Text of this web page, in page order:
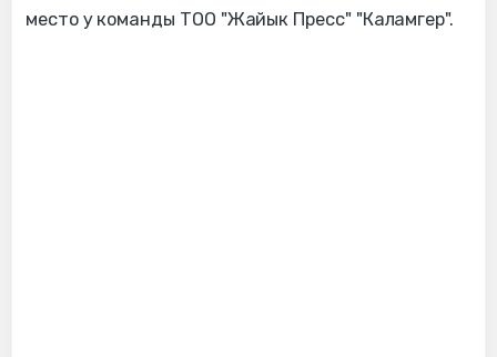
место у команды ТОО "Жайык Пресс" "Каламгер".